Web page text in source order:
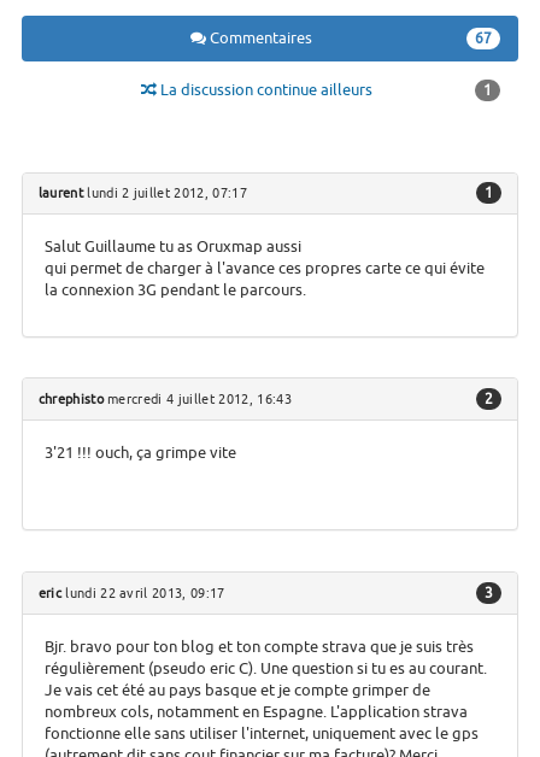
Commentaires 67
La discussion continue ailleurs 1
laurentlundi 2 juillet 2012, 07:17 1
Salut Guillaume tu as Oruxmap aussi
qui permet de charger à l'avance ces propres carte ce qui évite
la connexion 3G pendant le parcours.
chrephistomercredi 4 juillet 2012, 16:43 2
3'21 !!! ouch, ça grimpe vite
ericlundi 22 avril 2013, 09:17 3
Bjr. bravo pour ton blog et ton compte strava que je suis très
régulièrement (pseudo eric C). Une question si tu es au courant.
Je vais cet été au pays basque et je compte grimper de
nombreux cols, notamment en Espagne. L'application strava
fonctionne elle sans utiliser l'internet, uniquement avec le gps